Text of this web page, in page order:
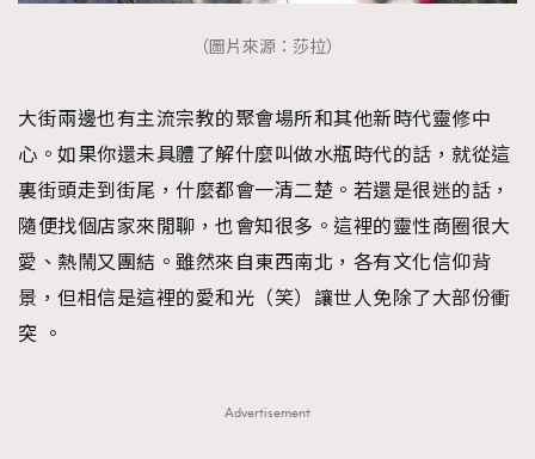
（圖片來源：莎拉）
大街兩邊也有主流宗教的聚會場所和其他新時代靈修中
心。如果你還未具體了解什麼叫做水瓶時代的話，就從這
裏街頭走到街尾，什麼都會一清二楚。若還是很迷的話，
隨便找個店家來閒聊，也會知很多。這裡的靈性商圈很大
愛、熱鬧又團結。雖然來自東西南北，各有文化信仰背
景，但相信是這裡的愛和光（笑）讓世人免除了大部份衝
突 。
Advertisement